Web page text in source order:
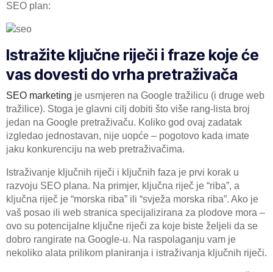
SEO plan:
Istražite ključne riječi i fraze koje će
vas dovesti do vrha pretraživača
SEO marketing je usmjeren na Google tražilicu (i druge web
tražilice). Stoga je glavni cilj dobiti što više rang-lista broj
jedan na Google pretraživaču. Koliko god ovaj zadatak
izgledao jednostavan, nije uopće – pogotovo kada imate
jaku konkurenciju na web pretraživačima.
Istraživanje ključnih riječi i ključnih faza je prvi korak u
razvoju SEO plana. Na primjer, ključna riječ je “riba”, a
ključna riječ je “morska riba” ili “svježa morska riba”. Ako je
vaš posao ili web stranica specijalizirana za plodove mora –
ovo su potencijalne ključne riječi za koje biste željeli da se
dobro rangirate na Google-u. Na raspolaganju vam je
nekoliko alata prilikom planiranja i istraživanja ključnih riječi.